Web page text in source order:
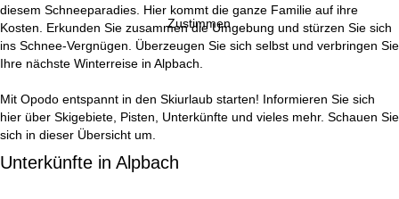
Zustimmen
s
e
i
t
diesem Schneeparadies. Hier kommt die ganze Familie auf ihre
Kosten. Erkunden Sie zusammen die Umgebung und stürzen Sie sich
ins Schnee-Vergnügen. Überzeugen Sie sich selbst und verbringen Sie
Ihre nächste Winterreise in Alpbach.
Mit Opodo entspannt in den Skiurlaub starten! Informieren Sie sich
hier über Skigebiete, Pisten, Unterkünfte und vieles mehr. Schauen Sie
sich in dieser Übersicht um.
Unterkünfte in Alpbach